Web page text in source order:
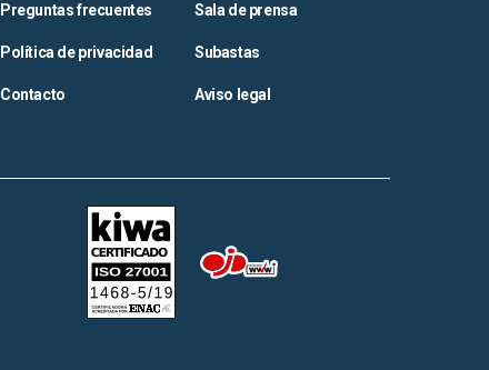
Preguntas frecuentes Sala de prensa
Política de privacidad Subastas
Contacto Aviso legal